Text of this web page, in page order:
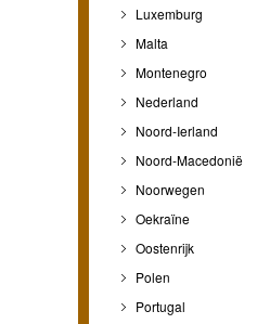
Luxemburg
Malta
Montenegro
Nederland
Noord-Ierland
Noord-Macedonië
Noorwegen
Oekraïne
Oostenrijk
Polen
Portugal